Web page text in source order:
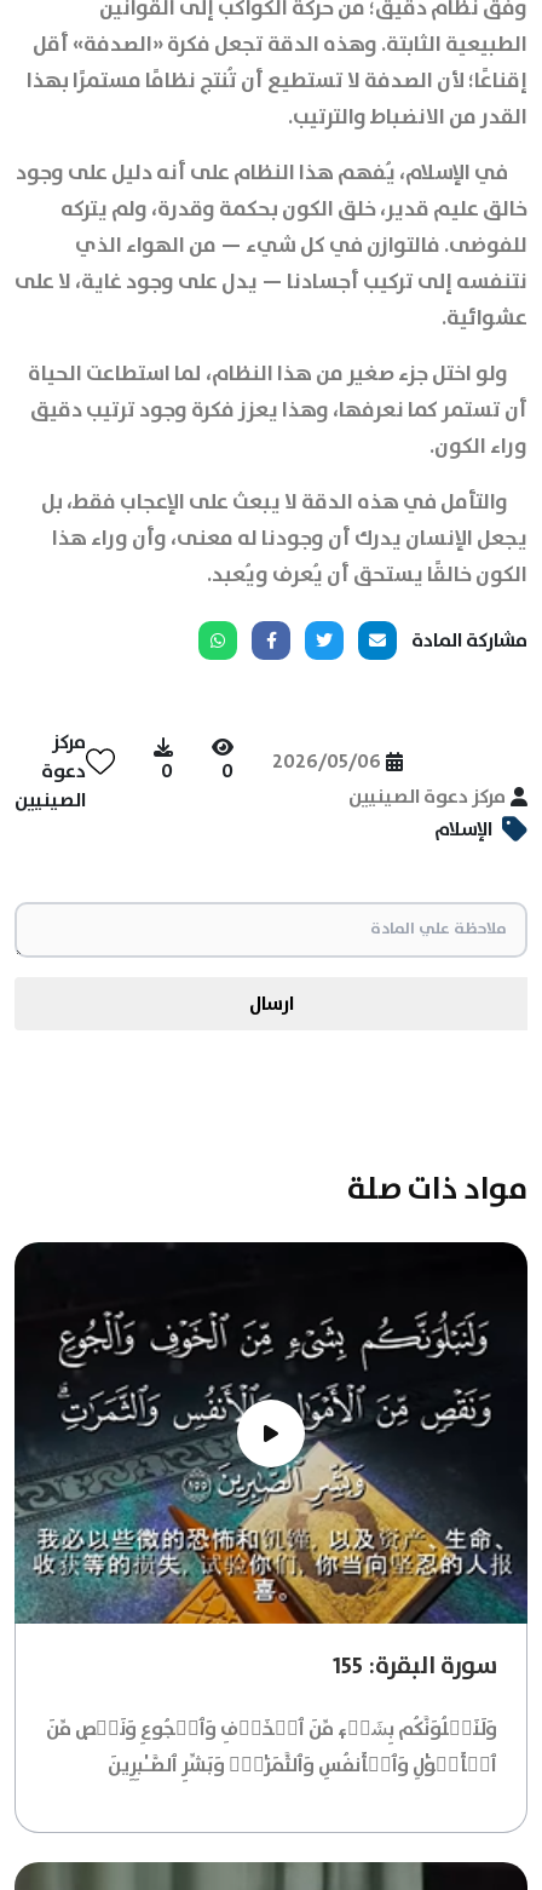
وفق نظام دقيق؛ من حركة الكواكب إلى القوانين
الطبيعية الثابتة. وهذه الدقة تجعل فكرة «الصدفة» أقل
إقناعًا؛ لأن الصدفة لا تستطيع أن تُنتج نظامًا مستمرًا بهذا
القدر من الانضباط والترتيب.
في الإسلام، يُفهم هذا النظام على أنه دليل على وجود
خالق عليم قدير، خلق الكون بحكمة وقدرة، ولم يتركه
للفوضى. فالتوازن في كل شيء — من الهواء الذي
نتنفسه إلى تركيب أجسادنا — يدل على وجود غاية، لا على
عشوائية.
ولو اختل جزء صغير من هذا النظام، لما استطاعت الحياة
أن تستمر كما نعرفها، وهذا يعزز فكرة وجود ترتيب دقيق
وراء الكون.
والتأمل في هذه الدقة لا يبعث على الإعجاب فقط، بل
يجعل الإنسان يدرك أن وجودنا له معنى، وأن وراء هذا
الكون خالقًا يستحق أن يُعرف ويُعبد.
مشاركة المادة
مركز دعوة الصينيين
2026/05/06
0
0
مركز
دعوة
الصينيين
الإسلام
ارسال
مواد ذات صلة
سورة البقرة: 155
وَلَنَبۡلُوَنَّكُم بِشَيۡءٖ مِّنَ ٱلۡخَوۡفِ وَٱلۡجُوعِ وَنَقۡصٖ مِّنَ
ٱلۡأَمۡوَٰلِ وَٱلۡأَنفُسِ وَٱلثَّمَرَٰتِۗ وَبَشِّرِ ٱلصَّـٰبِرِينَ